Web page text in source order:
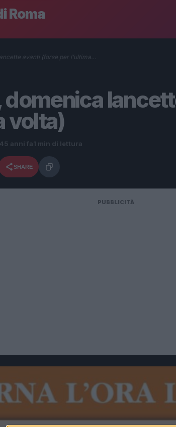
Roma
avanti (forse per l’ultima…
domenica
volta)
5 anni fa 1 min di lettura
SHARE
PUBBLICITÀ